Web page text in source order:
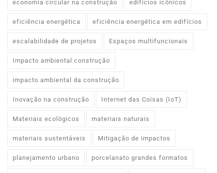
economia circular na construção edifícios icônicos
eficiência energética eficiência energética em edifícios
escalabilidade de projetos Espaços multifuncionais
Impacto ambiental construção
impacto ambiental da construção
Inovação na construção Internet das Coisas (IoT)
Materiais ecológicos materiais naturais
materiais sustentáveis Mitigação de impactos
planejamento urbano porcelanato grandes formatos